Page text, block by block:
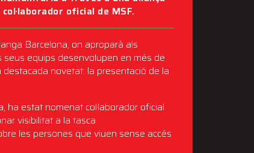
oficial de MSF.
Barcelona, on aproparà als
equips desenvolupen en més de
novetat: la presentació de la
ha estat nomenat col·laborador oficial
visibilitat a la tasca
les persones que viuen sense accés